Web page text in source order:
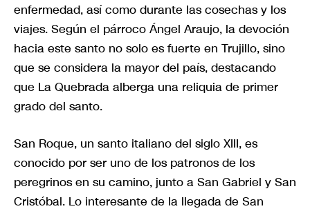
enfermedad, así como durante las cosechas y los
viajes. Según el párroco Ángel Araujo, la devoción
hacia este santo no solo es fuerte en Trujillo, sino
que se considera la mayor del país, destacando
que La Quebrada alberga una reliquia de primer
grado del santo.
San Roque, un santo italiano del siglo XIII, es
conocido por ser uno de los patronos de los
peregrinos en su camino, junto a San Gabriel y San
Cristóbal. Lo interesante de la llegada de San